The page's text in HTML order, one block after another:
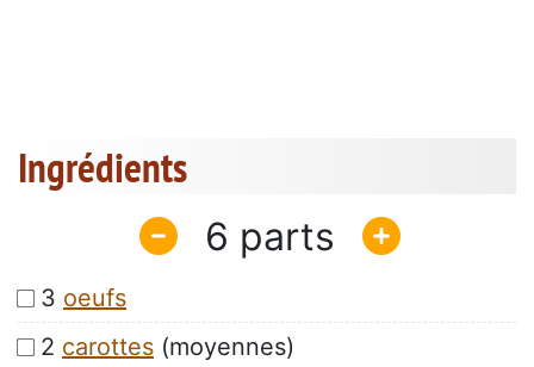
Ingrédients
6
3 oeufs
2 carottes (moyennes)